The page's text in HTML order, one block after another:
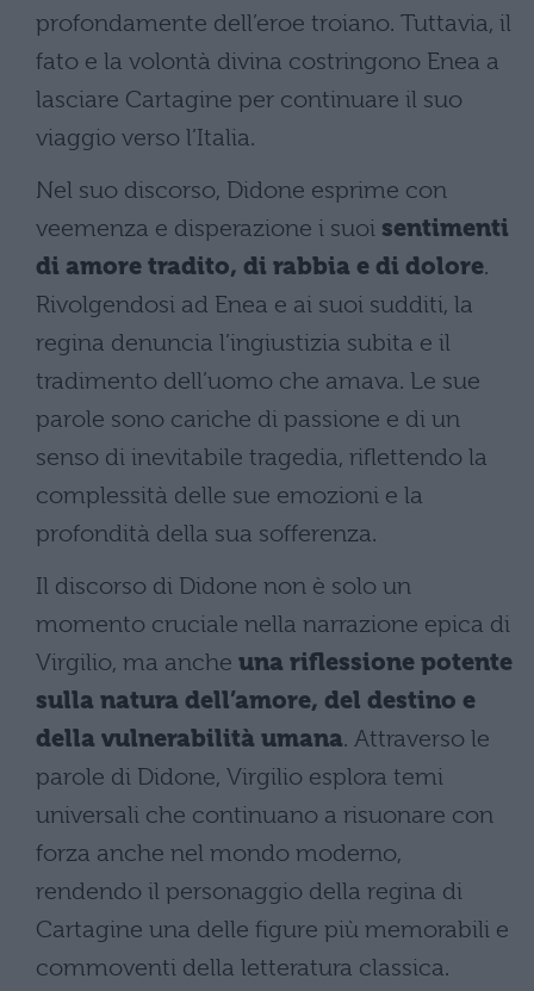
profondamente dell’eroe troiano. Tuttavia, il
fato e la volontà divina costringono Enea a
lasciare Cartagine per continuare il suo
viaggio verso l’Italia.
Nel suo discorso, Didone esprime con
veemenza e disperazione i suoi sentimenti
di amore tradito, di rabbia e di dolore.
Rivolgendosi ad Enea e ai suoi sudditi, la
regina denuncia l’ingiustizia subita e il
tradimento dell’uomo che amava. Le sue
parole sono cariche di passione e di un
senso di inevitabile tragedia, riflettendo la
complessità delle sue emozioni e la
profondità della sua sofferenza.
Il discorso di Didone non è solo un
momento cruciale nella narrazione epica di
Virgilio, ma anche una riflessione potente
sulla natura dell’amore, del destino e
della vulnerabilità umana. Attraverso le
parole di Didone, Virgilio esplora temi
universali che continuano a risuonare con
forza anche nel mondo moderno,
rendendo il personaggio della regina di
Cartagine una delle figure più memorabili e
commoventi della letteratura classica.